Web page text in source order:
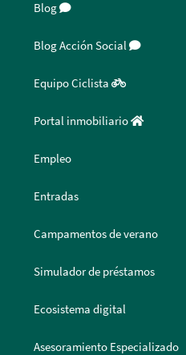
Blog
Blog Acción Social
Equipo Ciclista
Portal inmobiliario
Empleo
Entradas
Campamentos de verano
Simulador de préstamos
Ecosistema digital
Asesoramiento Especializado